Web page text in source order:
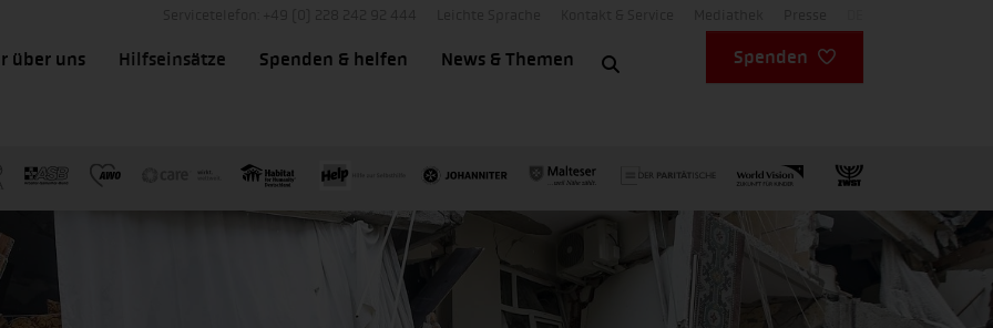
über uns Hilfseinsätze Spenden & helfen News & Themen Spenden